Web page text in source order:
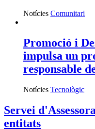
Notícies Comunitari
Promoció i
impulsa un
responsable
Notícies Tecnològic
Servei
entitats